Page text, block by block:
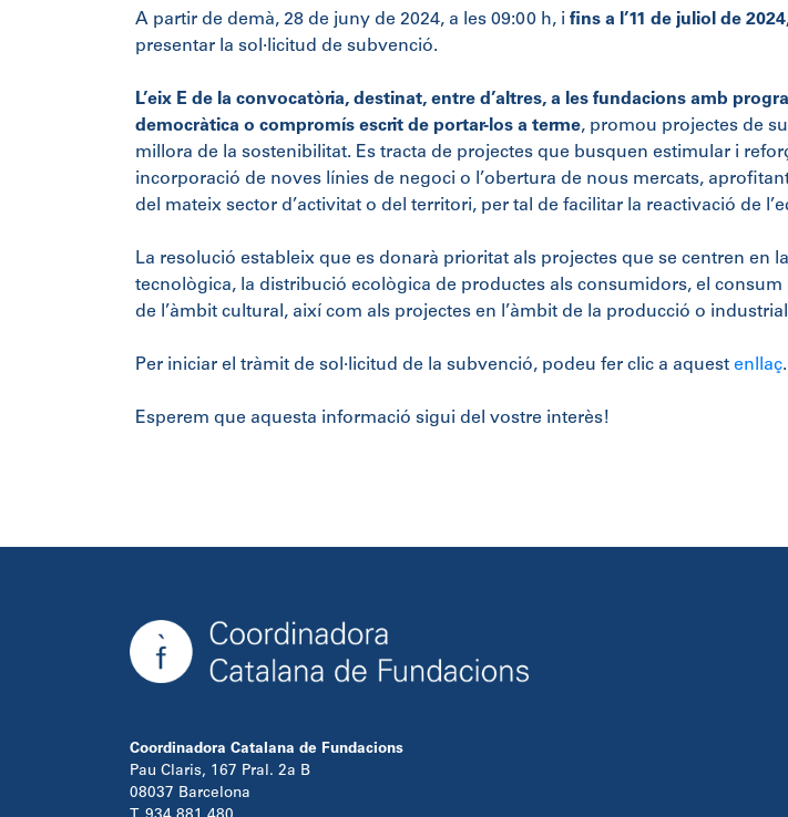
A partir de demà, 28 de juny de 2024, a les 09:00 h, i fins a l’11 de juliol de
presentar la sol·licitud de subvenció.
L’eix E de la convocatòria, destinat, entre d’altres, a les fundacions amb
democràtica o compromís escrit de portar-los a terme, promou projectes de
millora de la sostenibilitat. Es tracta de projectes que busquen estimular i
incorporació de noves línies de negoci o l’obertura de nous mercats,
del mateix sector d’activitat o del territori, per tal de facilitar la reactivació de
La resolució estableix que es donarà prioritat als projectes que se centren en
tecnològica, la distribució ecològica de productes als consumidors, el
de l’àmbit cultural, així com als projectes en l’àmbit de la producció o
Per iniciar el tràmit de sol·licitud de la subvenció, podeu fer clic a aquest enllaç.
Esperem que aquesta informació sigui del vostre interès!
Coordinadora Catalana de Fundacions
Pau Claris, 167 Pral. 2a B
08037 Barcelona